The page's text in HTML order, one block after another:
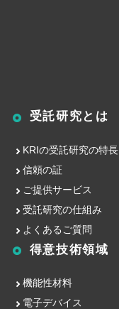
受託研究とは
KRIの受託研究の特長
信頼の証
ご提供サービス
受託研究の仕組み
よくあるご質問
得意技術領域
機能性材料
電子デバイス